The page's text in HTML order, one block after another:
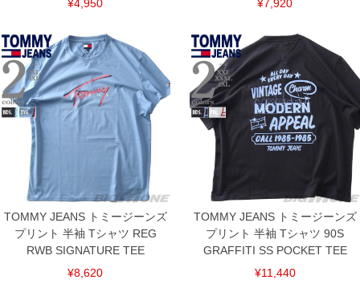
DETAIL
¥4,950
¥7,920
TOMMY JEANS トミージーンズ
プリント 半袖 Tシャツ REG
RWB SIGNATURE TEE
¥8,620
TOMMY JEANS トミージーンズ
プリント 半袖 Tシャツ 90S
GRAFFITI SS POCKET TEE
¥11,440